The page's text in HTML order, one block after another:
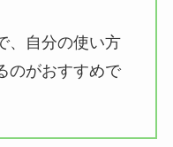
、自分の使い方
のがおすすめで